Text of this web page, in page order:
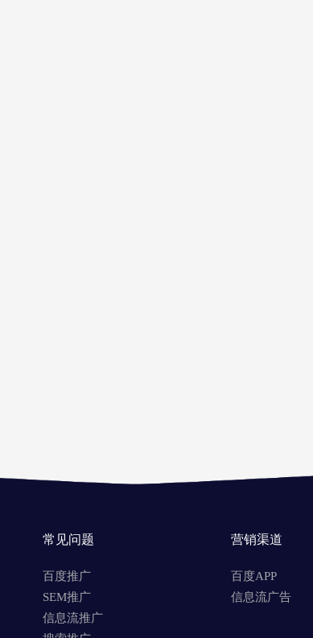
常见问题
百度推广
SEM推广
信息流推广
营销渠道
百度APP
信息流广告